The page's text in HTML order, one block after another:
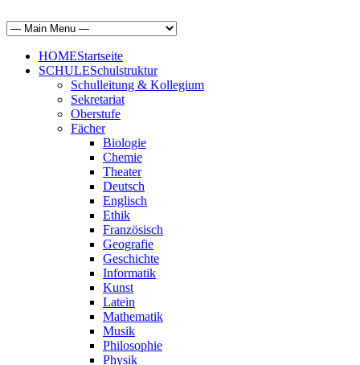
HOMEStartseite
SCHULESchulstruktur
Schulleitung & Kollegium
Sekretariat
Oberstufe
Fächer
Biologie
Chemie
Theater
Deutsch
Englisch
Ethik
Französisch
Geografie
Geschichte
Informatik
Kunst
Latein
Mathematik
Musik
Philosophie
Physik